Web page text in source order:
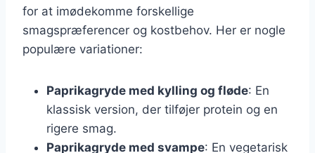
for at imødekomme forskellige
smagspræferencer og kostbehov. Her er nogle
populære variationer:
Paprikagryde med kylling og fløde: En
klassisk version, der tilføjer protein og en
rigere smag.
Paprikagryde med svampe: En vegetarisk